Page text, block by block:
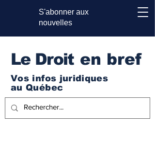
S'abonner aux
nouvelles
Le Droit en bref
Vos infos juridiques
au Québec